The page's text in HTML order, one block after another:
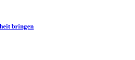
bringen